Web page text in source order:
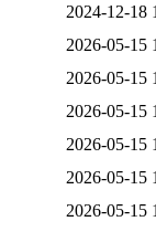
2024-12-18
2026-05-15
2026-05-15
2026-05-15
2026-05-15
2026-05-15
2026-05-15